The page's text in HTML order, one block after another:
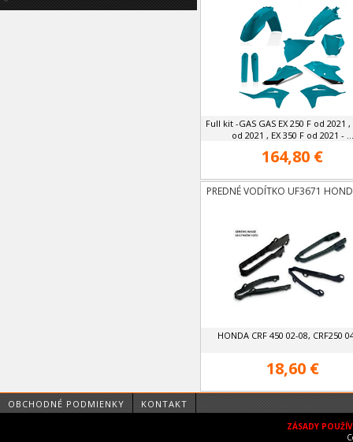
Full kit -GAS GAS EX 250 F od 2021 ,
od 2021 , EX 350 F od 2021 - ...
164,80 €
PREDNÉ VODÍTKO UF3671
HONDA CRF 450 02-08, CRF250
18,60 €
OBCHODNÉ PODMIENKY KONTAKT
ZÁSADY